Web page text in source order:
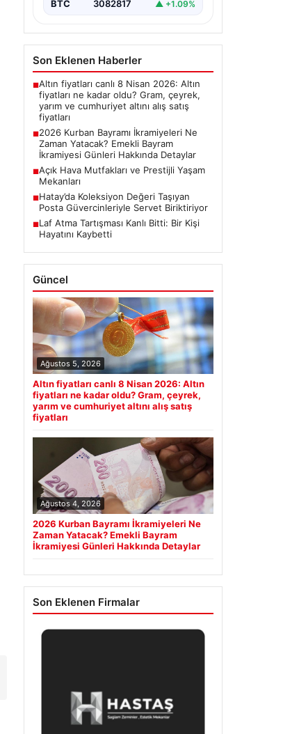
BTC 3082817 ▲ +1.09%
Son Eklenen Haberler
■Altın fiyatları canlı 8 Nisan 2026: Altın
fiyatları ne kadar oldu? Gram, çeyrek,
yarım ve cumhuriyet altını alış satış
fiyatları
■2026 Kurban Bayramı İkramiyeleri Ne
Zaman Yatacak? Emekli Bayram
İkramiyesi Günleri Hakkında Detaylar
■Açık Hava Mutfakları ve Prestijli Yaşam
Mekanları
■Hatay’da Koleksiyon Değeri Taşıyan
Posta Güvercinleriyle Servet Biriktiriyor
■Laf Atma Tartışması Kanlı Bitti: Bir Kişi
Hayatını Kaybetti
Güncel
Ağustos 5, 2026
Altın fiyatları canlı 8 Nisan 2026: Altın
fiyatları ne kadar oldu? Gram, çeyrek,
yarım ve cumhuriyet altını alış satış
fiyatları
Ağustos 4, 2026
2026 Kurban Bayramı İkramiyeleri Ne
Zaman Yatacak? Emekli Bayram
İkramiyesi Günleri Hakkında Detaylar
Son Eklenen Firmalar